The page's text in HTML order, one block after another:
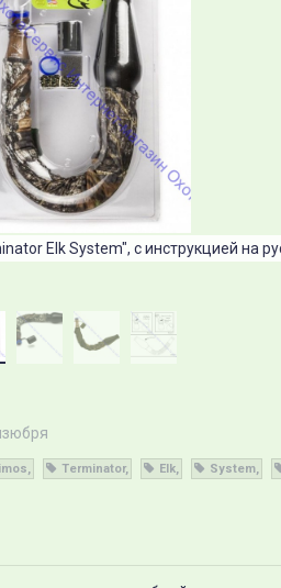
Elk System", с инструкцией на
Terminator Elk System